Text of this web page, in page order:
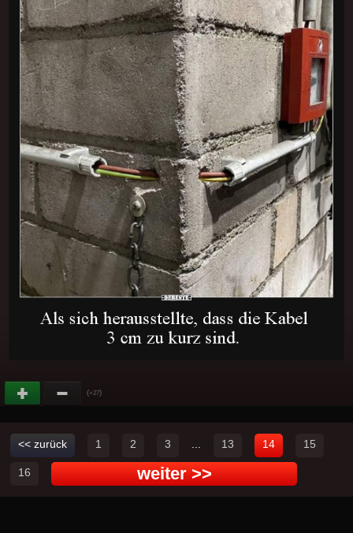
(+27)
<< zurück 1 2 3 13 14 15
16 weiter >>